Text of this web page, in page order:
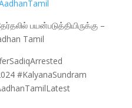
பயன்படுத்தியிருக்கு –
Tamil
#KalyanaSundram